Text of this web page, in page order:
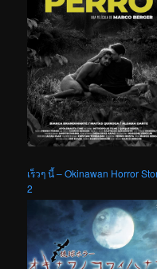
เร็วๆ นี้ – Okinawan Horror
2